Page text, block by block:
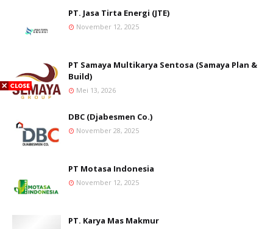
PT. Jasa Tirta Energi (JTE)
November 12, 2025
PT Samaya Multikarya Sentosa (Samaya Plan &
Build)
Mei 13, 2026
DBC (Djabesmen Co.)
November 28, 2025
PT Motasa Indonesia
November 12, 2025
PT. Karya Mas Makmur